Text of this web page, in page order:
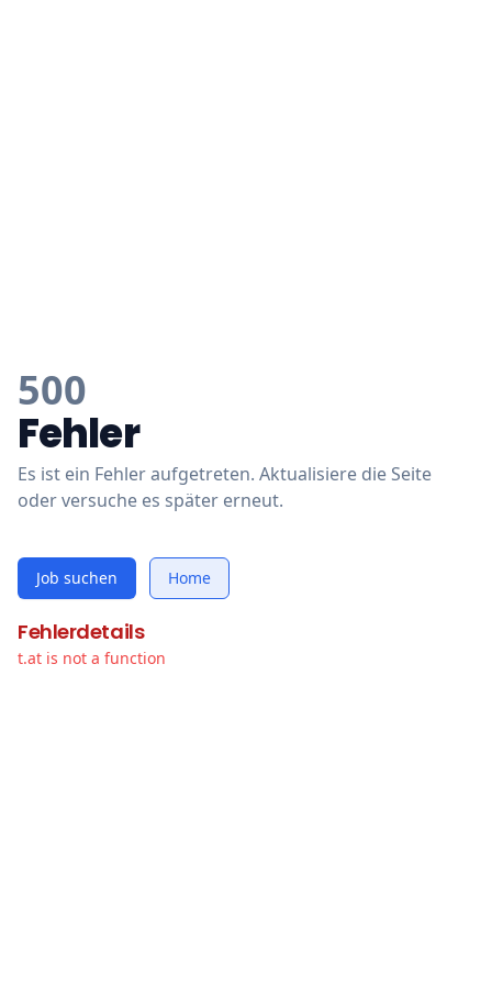
500
Fehler
Es ist ein Fehler aufgetreten. Aktualisiere die Seite
oder versuche es später erneut.
Job suchen Home
Fehlerdetails
t.at is not a function